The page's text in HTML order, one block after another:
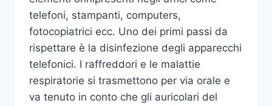
telefoni, stampanti, computers,
fotocopiatrici ecc. Uno dei primi passi da
rispettare è la disinfezione degli apparecchi
telefonici. I raffreddori e le malattie
respiratorie si trasmettono per via orale e
va tenuto in conto che gli auricolari del